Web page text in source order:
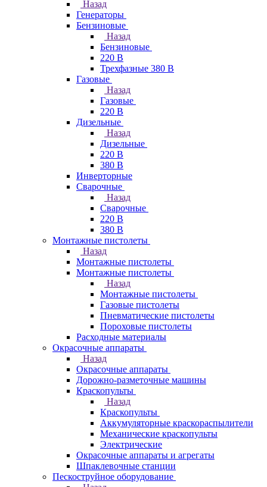
Назад
Генераторы
Бензиновые
Назад
Бензиновые
220 В
Трехфазные 380 В
Газовые
Назад
Газовые
220 В
Дизельные
Назад
Дизельные
220 В
380 В
Инверторные
Сварочные
Назад
Сварочные
220 В
380 В
Монтажные пистолеты
Назад
Монтажные пистолеты
Монтажные пистолеты
Назад
Монтажные пистолеты
Газовые пистолеты
Пневматические пистолеты
Пороховые пистолеты
Расходные материалы
Окрасочные аппараты
Назад
Окрасочные аппараты
Дорожно-разметочные машины
Краскопульты
Назад
Краскопульты
Аккумуляторные краскораспылители
Механические краскопульты
Электрические
Окрасочные аппараты и агрегаты
Шпаклевочные станции
Пескоструйное оборудование